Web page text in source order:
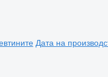
Дата на